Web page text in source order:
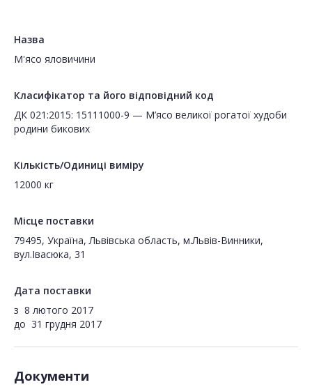
Назва
М'ясо яловичини
Класифікатор та його відповідний код
ДК 021:2015: 15111000-9 — М’ясо великої рогатої худоби
родини бикових
Кількість/Одиниці виміру
12000 кг
Місце поставки
79495, Україна, Львівська область, м.Львів-Винники,
вул.Івасюка, 31
Дата поставки
з 8 лютого 2017
до 31 грудня 2017
Документи